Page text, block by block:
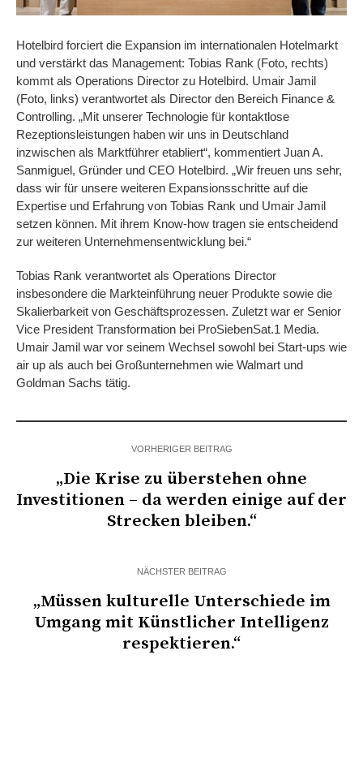
Hotelbird forciert die Expansion im internationalen Hotelmarkt
und verstärkt das Management: Tobias Rank (Foto, rechts)
kommt als Operations Director zu Hotelbird. Umair Jamil
(Foto, links) verantwortet als Director den Bereich Finance &
Controlling. „Mit unserer Technologie für kontaktlose
Rezeptionsleistungen haben wir uns in Deutschland
inzwischen als Marktführer etabliert“, kommentiert Juan A.
Sanmiguel, Gründer und CEO Hotelbird. „Wir freuen uns sehr,
dass wir für unsere weiteren Expansionsschritte auf die
Expertise und Erfahrung von Tobias Rank und Umair Jamil
setzen können. Mit ihrem Know-how tragen sie entscheidend
zur weiteren Unternehmensentwicklung bei.“
Tobias Rank verantwortet als Operations Director
insbesondere die Markteinführung neuer Produkte sowie die
Skalierbarkeit von Geschäftsprozessen. Zuletzt war er Senior
Vice President Transformation bei ProSiebenSat.1 Media.
Umair Jamil war vor seinem Wechsel sowohl bei Start-ups wie
air up als auch bei Großunternehmen wie Walmart und
Goldman Sachs tätig.
VORHERIGER BEITRAG
„Die Krise zu überstehen ohne
Investitionen – da werden einige auf der
Strecken bleiben.“
NÄCHSTER BEITRAG
„Müssen kulturelle Unterschiede im
Umgang mit Künstlicher Intelligenz
respektieren.“